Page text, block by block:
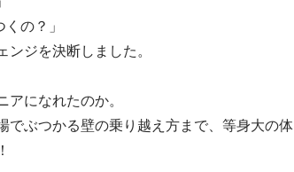
の？」
ジを決断しました。
になれたのか。
でぶつかる壁の乗り越え方まで、等身大の体